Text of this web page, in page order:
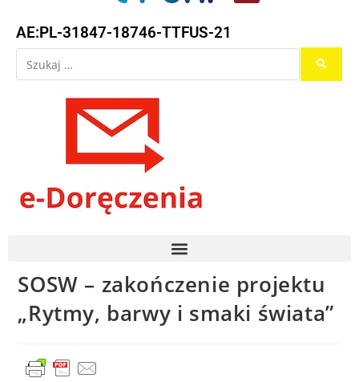
AE:PL-31847-18746-TTFUS-21
SOSW – zakończenie projektu
„Rytmy, barwy i smaki świata”